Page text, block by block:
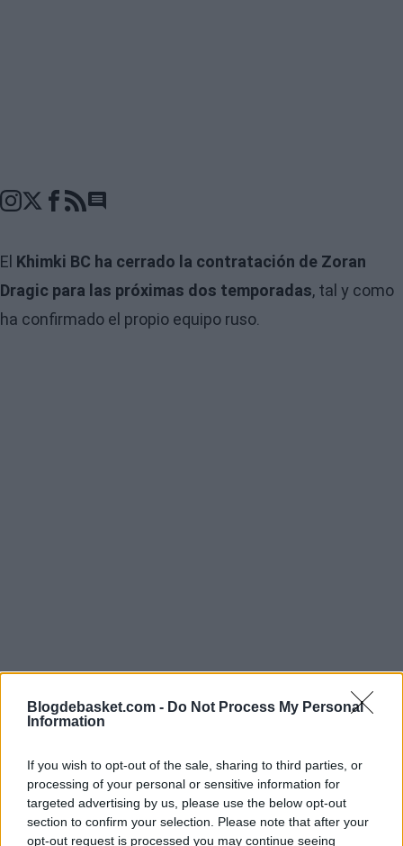
Blogdebasket.com - Do Not Process My Personal
Information
If you wish to opt-out of the sale, sharing to third parties, or
processing of your personal or sensitive information for
targeted advertising by us, please use the below opt-out
section to confirm your selection. Please note that after your
opt-out request is processed you may continue seeing
Go to comments seciton
El Khimki BC ha cerrado la contratación de Zoran
Dragic para las próximas dos temporadas, tal y como
ha confirmado el propio equipo ruso.
#БКХИМКИ
Зорана Драгича! We are proud to welcome
pic.twitter.com/NnZz0Mb3qh
— BC Khimki (@Khimkibasket)agosto 13, 2015